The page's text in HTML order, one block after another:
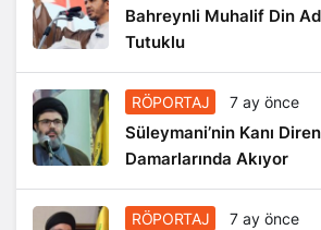
Bahreynli Muhalif Din
Tutuklu
RÖPORTAJ 7 ay önce
Süleymani’nin Kanı
Damarlarında Akıyor
RÖPORTAJ 7 ay önce